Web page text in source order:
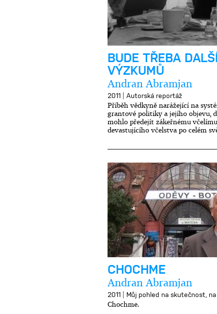
BUDE TŘEBA
VÝZKUMŮ
Andran Abramjan
2011 | Autorská reportáž
Příběh vědkyně narážející na
grantové politiky a jejího objevu,
mohlo předejít zákeřnému
devastujícího včelstva po celém
CHOCHME
Andran Abramjan
2011 | Můj pohled na skutečnost,
Chochme.